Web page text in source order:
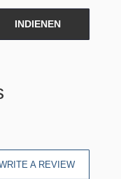
INDIENEN
A REVIEW